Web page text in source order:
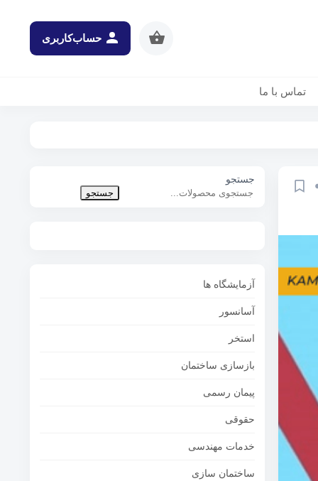
حساب‌کاربری
تماس با ما
جستجو
جستجو
آزمایشگاه ها
آسانسور
استخر
بازسازی ساختمان
پیمان رسمی
حقوقی
خدمات مهندسی
ساختمان سازی